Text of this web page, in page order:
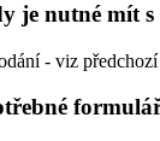
je nutné mít s
- viz